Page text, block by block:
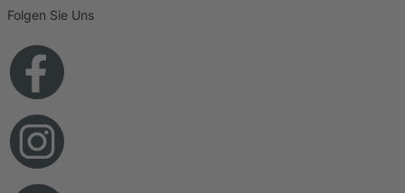
Folgen Sie Uns